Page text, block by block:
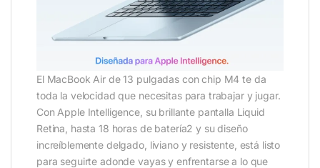
El MacBook Air de 13 pulgadas con chip M4 te da
toda la velocidad que necesitas para trabajar y jugar.
Con Apple Intelligence, su brillante pantalla Liquid
Retina, hasta 18 horas de batería2 y su diseño
increíblemente delgado, liviano y resistente, está listo
para seguirte adonde vayas y enfrentarse a lo que